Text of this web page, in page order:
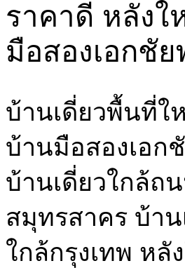
ราคาดี หลัง
มือสองเอกชั
บ้านเดี่ยวพื้นที่ใ
บ้านมือสองเอก
บ้านเดี่ยวใกล้ถ
สมุทรสาคร บ้าน
ใกล้กรุงเทพ หลั